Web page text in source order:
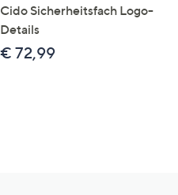
Cido Sicherheitsfach Logo-
Details
€ 72,99